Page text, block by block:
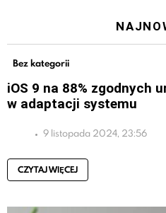
Bez kategorii
iOS 9 na 88% zgodnych
w adaptacji systemu
9 listopada 2024, 23:56
CZYTAJ WIĘCEJ